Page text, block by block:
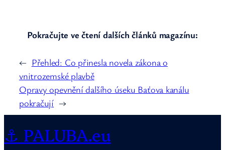
Pokračujte ve čtení dalších článků magazínu:
← Přehled: Co přinesla novela zákona o
vnitrozemské plavbě
Opravy opevnění dalšího úseku Baťova kanálu
pokračují →
⚓ PALUBA.eu